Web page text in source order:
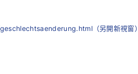
（另開新視窗）